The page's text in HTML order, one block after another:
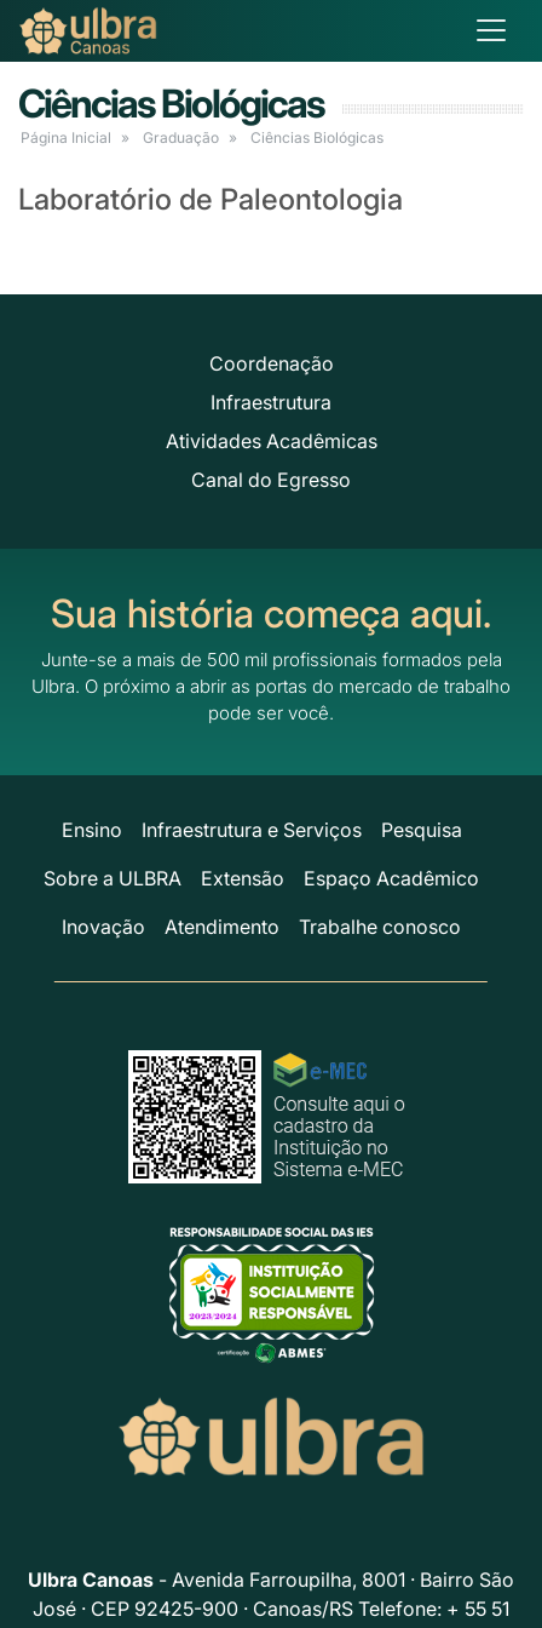
Ciências Biológicas
Página Inicial Graduação Ciências Biológicas
Laboratório de Paleontologia
Coordenação
Infraestrutura
Atividades Acadêmicas
Canal do Egresso
Sua história começa aqui.
Junte-se a mais de 500 mil profissionais formados pela
Ulbra. O próximo a abrir as portas do mercado de trabalho
pode ser você.
Ensino Infraestrutura e Serviços
Pesquisa
Sobre a ULBRA
Extensão
Espaço Acadêmico
Inovação
Atendimento Trabalhe conosco
Ulbra Canoas - Avenida Farroupilha, 8001 · Bairro São
José · CEP 92425-900 · Canoas/RS Telefone: + 55 51